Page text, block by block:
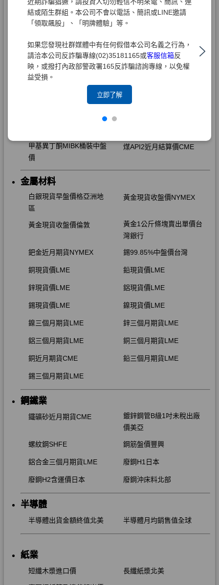
結或陌生群組。本公司不會以電話、簡訊或LINE邀請
「領取飆股」、「明牌體驗」等。
如果您發現社群媒體中有任何假借本公司名義之行為，
請洽本公司反詐騙專線(02)35181165或客服信箱反
映，或撥打內政部警政署165反詐騙諮詢專線，以免權
益受損。
立即了解